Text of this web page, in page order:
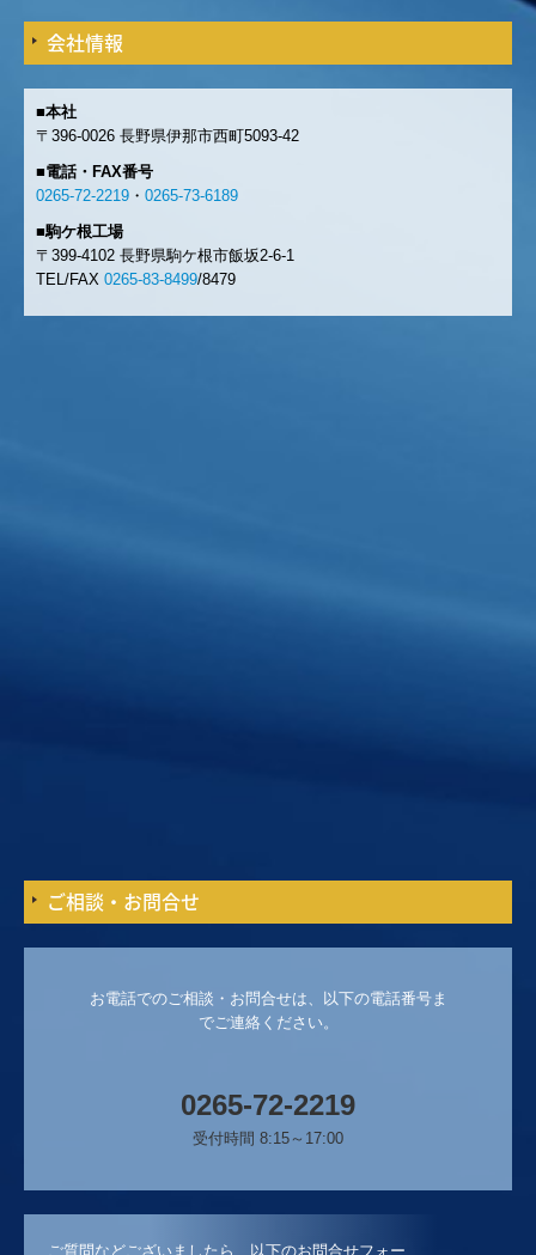
会社情報
■本社
〒396-0026 長野県伊那市西町5093-42
■電話・FAX番号
0265-72-2219 ・ 0265-73-6189
■駒ケ根工場
〒399-4102 長野県駒ケ根市飯坂2-6-1
TEL/FAX 0265-83-8499/8479
ご相談・お問合せ
お電話でのご相談・お問合せは、以下の電話番号ま
でご連絡ください。
0265-72-2219
受付時間 8:15～17:00